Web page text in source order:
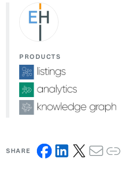
PRODUCTS
SHARE